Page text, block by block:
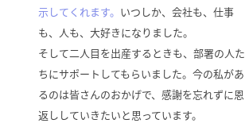
示してくれます。 いつしか、会社も、仕事
も、人も、大好きになりました。
そして二人目を出産するときも、部署の人た
ちにサポートしてもらいました。今の私があ
るのは皆さんのおかげで、感謝を忘れずに恩
返ししていきたいと思っています。